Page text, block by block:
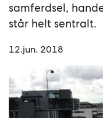
samferdsel,
står helt sentralt.
12.jun. 2018